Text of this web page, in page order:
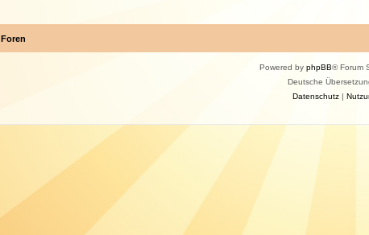
Foren
Powered by phpBB® Forum
Deutsche
Datenschutz|